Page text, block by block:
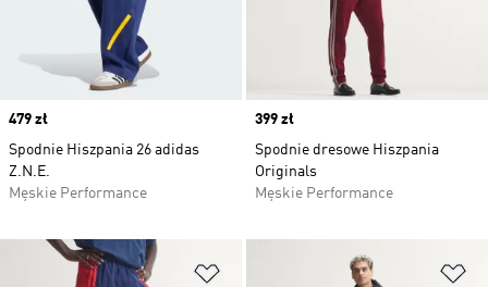
Price
479 zł
Spodnie Hiszpania 26 adidas
Z.N.E.
Męskie Performance
Price
399 zł
Spodnie dresowe Hiszpania
Originals
Męskie Performance
Dodaj do listy życzeń